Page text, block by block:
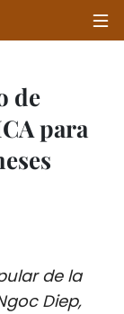
de
para
de la
Diep,